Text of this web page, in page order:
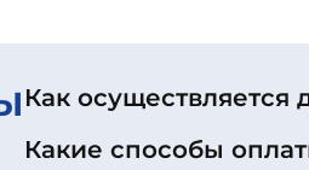
Как осуществляется
Какие способы